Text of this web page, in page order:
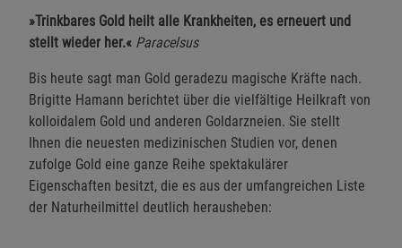
»Trinkbares Gold heilt alle Krankheiten, es erneuert und
stellt wieder her.« Paracelsus
Bis heute sagt man Gold geradezu magische Kräfte nach.
Brigitte Hamann berichtet über die vielfältige Heilkraft von
kolloidalem Gold und anderen Goldarzneien. Sie stellt
Ihnen die neuesten medizinischen Studien vor, denen
zufolge Gold eine ganze Reihe spektakulärer
Eigenschaften besitzt, die es aus der umfangreichen Liste
der Naturheilmittel deutlich herausheben: